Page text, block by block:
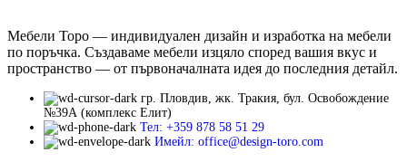
Мебели Торо — индивидуален дизайн и изработка на мебели
по поръчка. Създаваме мебели изцяло според вашия вкус и
пространство — от първоначалната идея до последния детайл.
гр. Пловдив, жк. Тракия, бул. Освобождение
№39А (комплекс Елит)
Тел: +359 878 58 51 29
Имейл: office@design-toro.com